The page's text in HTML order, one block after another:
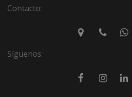
Contacto:
Síguenos: